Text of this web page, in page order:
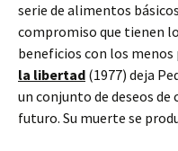
serie de alimentos
compromiso que tienen
beneficios con los
la libertad (1977) deja
un conjunto de deseos de
futuro. Su muerte se